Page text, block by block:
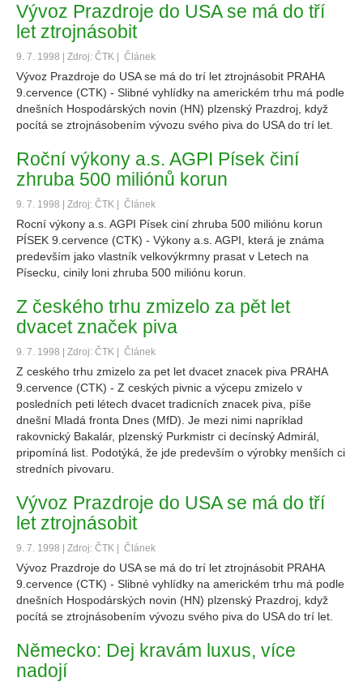
Vývoz Prazdroje do USA se má do tří
let ztrojnásobit
9. 7. 1998 | Zdroj: ČTK | Článek
Vývoz Prazdroje do USA se má do trí let ztrojnásobit PRAHA
9.cervence (CTK) - Slibné vyhlídky na americkém trhu má podle
dnešních Hospodárských novin (HN) plzenský Prazdroj, když
pocítá se ztrojnásobením vývozu svého piva do USA do trí let.
Roční výkony a.s. AGPI Písek činí
zhruba 500 miliónů korun
9. 7. 1998 | Zdroj: ČTK | Článek
Rocní výkony a.s. AGPI Písek ciní zhruba 500 miliónu korun
PÍSEK 9.cervence (CTK) - Výkony a.s. AGPI, která je známa
predevším jako vlastník velkovýkrmny prasat v Letech na
Písecku, cinily loni zhruba 500 miliónu korun.
Z českého trhu zmizelo za pět let
dvacet značek piva
9. 7. 1998 | Zdroj: ČTK | Článek
Z ceského trhu zmizelo za pet let dvacet znacek piva PRAHA
9.cervence (CTK) - Z ceských pivnic a výcepu zmizelo v
posledních peti létech dvacet tradicních znacek piva, píše
dnešní Mladá fronta Dnes (MfD). Je mezi nimi napríklad
rakovnický Bakalár, plzenský Purkmistr ci decínský Admirál,
pripomíná list. Podotýká, že jde predevším o výrobky menších ci
stredních pivovaru.
Vývoz Prazdroje do USA se má do tří
let ztrojnásobit
9. 7. 1998 | Zdroj: ČTK | Článek
Vývoz Prazdroje do USA se má do trí let ztrojnásobit PRAHA
9.cervence (CTK) - Slibné vyhlídky na americkém trhu má podle
dnešních Hospodárských novin (HN) plzenský Prazdroj, když
pocítá se ztrojnásobením vývozu svého piva do USA do trí let.
Německo: Dej kravám luxus, více
nadojí